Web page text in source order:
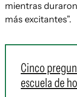
mientras
más excitantes”.
Cinco
escuela de